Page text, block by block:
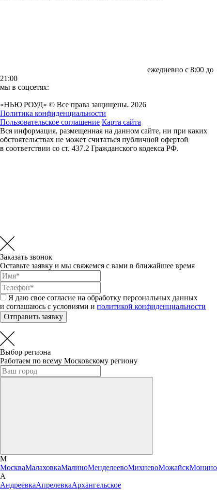
ежедневно с 8:00 до
21:00
мы в соцсетях:
«НЬЮ РОУД» © Все права защищены. 2026
Политика конфиденциальности
Пользовательское соглашение Карта сайта
Вся информация, размещенная на данном сайте, ни при каких
обстоятельствах не может считаться публичной офертой
в соответствии со ст. 437.2 Гражданского кодекса РФ.
Заказать звонок
Оставьте заявку и мы свяжемся с вами в ближайшее время
Я даю свое согласие на обработку персональных данных
и соглашаюсь с условиями и политикой конфиденциальности
Отправить заявку
Выбор региона
Работаем по всему Московскому региону
М
МоскваМалаховкаМалиноМенделеевоМихневоМожайскМонино
А
АндреевкаАпрелевкаАрхангельское